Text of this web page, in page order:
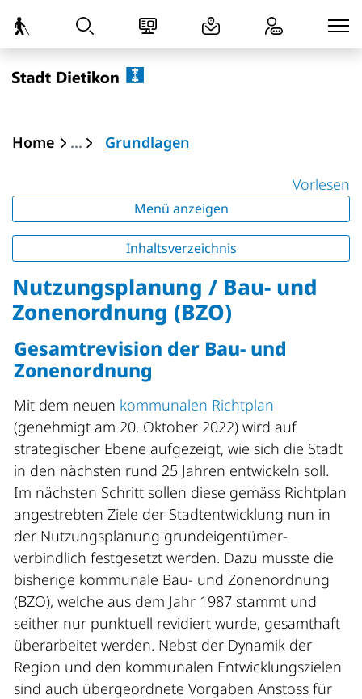
zur Startseite
Direkt zur Hauptnavigation
Direkt zum Inhalt
Direkt zur Suche
Direkt zum Stichwortverzeichnis
Dietikon
Home Grundlagen(ausgewählt)
Vorlesen
Menü anzeigen
Inhaltsverzeichnis
Nutzungsplanung / Bau- und
Zonenordnung (BZO)
Gesamtrevision der Bau- und
Zonenordnung
Mit dem neuen kommunalen Richtplan
(genehmigt am 20. Oktober 2022) wird auf
strategischer Ebene aufgezeigt, wie sich die Stadt
in den nächsten rund 25 Jahren entwickeln soll.
Im nächsten Schritt sollen diese gemäss Richtplan
angestrebten Ziele der Stadtentwicklung nun in
der Nutzungsplanung grundeigentümer-
verbindlich festgesetzt werden. Dazu musste die
bisherige kommunale Bau- und Zonenordnung
(BZO), welche aus dem Jahr 1987 stammt und
seither nur punktuell revidiert wurde, gesamthaft
überarbeitet werden. Nebst der Dynamik der
Region und den kommunalen Entwicklungszielen
sind auch übergeordnete Vorgaben Anstoss für